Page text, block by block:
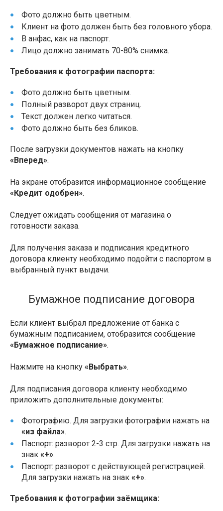
Фото должно быть цветным.
Клиент на фото должен быть без головного убора.
В анфас, как на паспорт.
Лицо должно занимать 70-80% снимка.
Требования к фотографии паспорта:
Фото должно быть цветным.
Полный разворот двух страниц.
Текст должен легко читаться.
Фото должно быть без бликов.
После загрузки документов нажать на кнопку
«Вперед».
На экране отобразится информационное сообщение
«Кредит одобрен».
Следует ожидать сообщения от магазина о
готовности заказа.
Для получения заказа и подписания кредитного
договора клиенту необходимо подойти с паспортом в
выбранный пункт выдачи.
Бумажное подписание договора
Если клиент выбрал предложение от банка с
бумажным подписанием, отобразится сообщение
«Бумажное подписание».
Нажмите на кнопку «Выбрать».
Для подписания договора клиенту необходимо
приложить дополнительные документы:
Фотографию. Для загрузки фотографии нажать на
«из файла».
Паспорт: разворот 2-3 стр. Для загрузки нажать на
знак «+».
Паспорт: разворот с действующей регистрацией.
Для загрузки нажать на знак «+».
Требования к фотографии заёмщика: